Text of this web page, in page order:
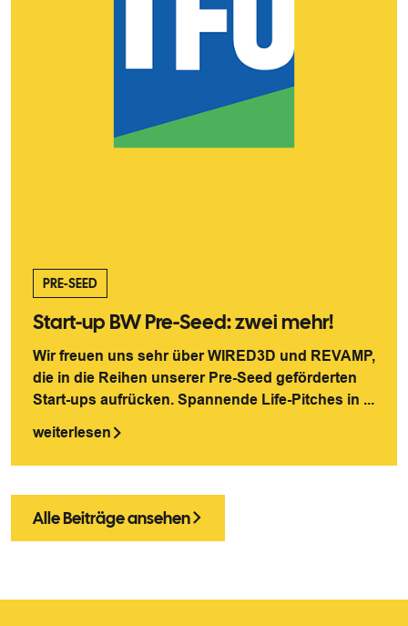
PRE-SEED
Start-up BW Pre-Seed: zwei mehr!
Wir freuen uns sehr über WIRED3D und REVAMP,
die in die Reihen unserer Pre-Seed geförderten
Start-ups aufrücken. Spannende Life-Pitches in ...
weiterlesen
Alle Beiträge ansehen